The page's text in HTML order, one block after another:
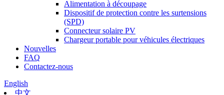
Alimentation à découpage
Dispositif de protection contre les surtensions
(SPD)
Connecteur solaire PV
Chargeur portable pour véhicules électriques
Nouvelles
FAQ
Contactez-nous
English
中文